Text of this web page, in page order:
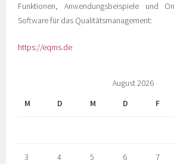
Funktionen, Anwendungsbeispiele und
Software für das Qualitätsmanagement:
https://eqms.de
August 2026
M
D M D F
3 4 5 6 7